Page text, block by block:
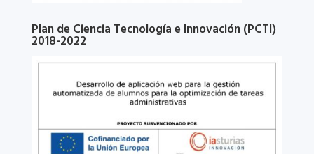
Plan de Ciencia Tecnología e Innovación (PCTI)
2018-2022